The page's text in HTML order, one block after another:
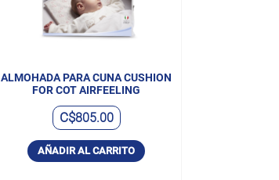
ALMOHADA PARA CUNA CUSHION
FOR COT AIRFEELING
C$805.00
AÑADIR AL CARRITO